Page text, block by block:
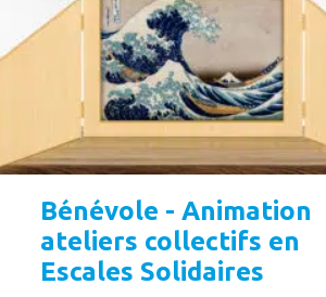
Bénévole - Animation
ateliers collectifs en
Escales Solidaires